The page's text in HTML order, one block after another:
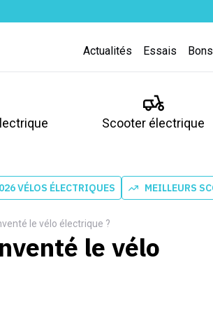
Actualités Essais
Scooter électrique
VÉLOS ÉLECTRIQUES MEILLEURS
le vélo électrique ?
le vélo